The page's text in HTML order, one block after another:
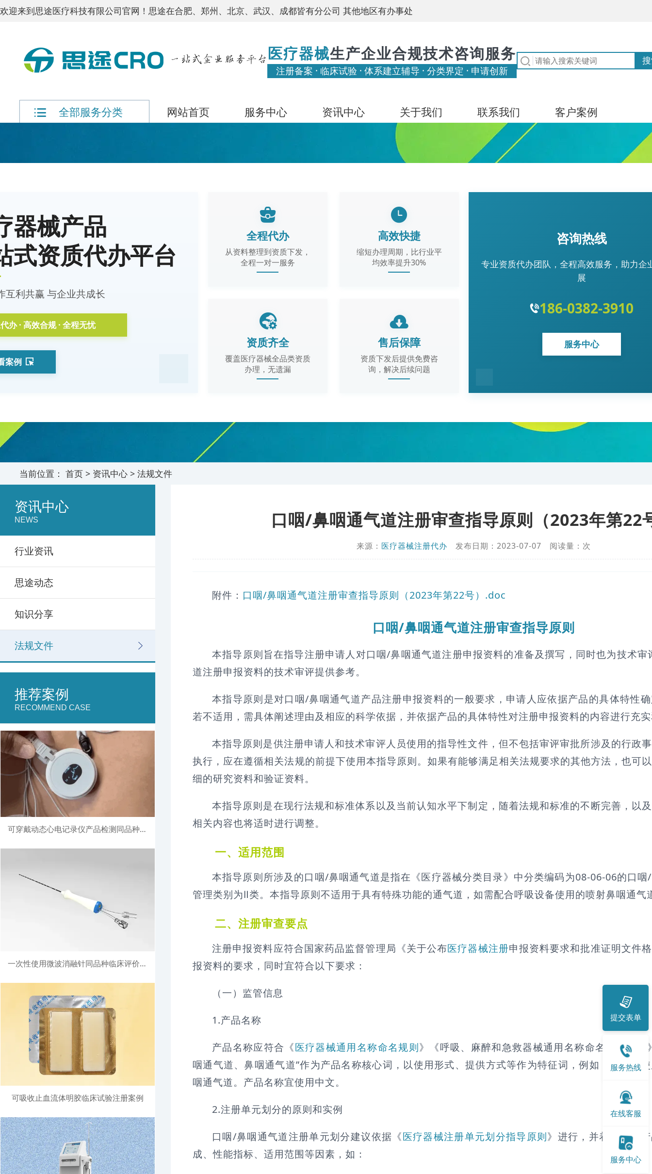
欢迎来到思途医疗科技有限公司官网！思途在合肥、郑州、北京、武汉、成都皆有分公司 其他地区有办事处
医疗器械生产企业合规技术咨询服务
注册备案 · 临床试验 · 体系建立辅导 · 分类界定 · 申请创新
全部服务分类 网站首页 服务中心 资讯中心 关于我们 联系我们 客户案例
器械产品
式资质代办平台
互利共赢 与企业共成长
办 · 高效合规 · 全程无忧
案例
全程代办
从资料整理到资质下发，
全程一对一服务
高效快捷
缩短办理周期，比行业平
均效率提升30%
资质齐全
覆盖医疗器械全品类资质
办理，无遗漏
售后保障
资质下发后提供免费咨
询，解决后续问题
咨询热线
专业资质代办团队，全程高效服务，助力企
展
186-0382-3910
服务中心
当前位置：首页 > 资讯中心 >法规文件
资讯中心
NEWS
行业资讯
思途动态
知识分享
法规文件
推荐案例
RECOMMEND CASE
可穿戴动态心电记录仪产品检测同品种比对注册案例
一次性使用微波消融针同品种临床评价注册案例
可吸收止血流体明胶临床试验注册案例
口咽/鼻咽通气道注册审查指导原则（2023年第22
来源： 医疗器械注册代办 发布日期：2023-07-07 阅读量： 次
附件： 口咽/鼻咽通气道注册审查指导原则（2023年第22号）.doc
口咽/鼻咽通气道注册审查指导原则
本指导原则旨在指导注册申请人对口咽/鼻咽通气道注册申报资料的准备及撰写，同时也为技术
道注册申报资料的技术审评提供参考。
本指导原则是对口咽/鼻咽通气道产品注册申报资料的一般要求，申请人应依据产品的具体特性
若不适用，需具体阐述理由及相应的科学依据，并依据产品的具体特性对注册申报资料的内容进行充
本指导原则是供注册申请人和技术审评人员使用的指导性文件，但不包括审评审批所涉及的行政
执行，应在遵循相关法规的前提下使用本指导原则。如果有能够满足相关法规要求的其他方法，也可
细的研究资料和验证资料。
本指导原则是在现行法规和标准体系以及当前认知水平下制定，随着法规和标准的不断完善，以
相关内容也将适时进行调整。
一、适用范围
本指导原则所涉及的口咽/鼻咽通气道是指在《医疗器械分类目录》中分类编码为08-06-06的口
管理类别为Ⅱ类。本指导原则不适用于具有特殊功能的通气道，如需配合呼吸设备使用的喷射鼻咽通气
二、注册审查要点
注册申报资料应符合国家药品监督管理局《关于公布医疗器械注册申报资料要求和批准证明文件
报资料的要求，同时宜符合以下要求：
（一）监管信息
1.产品名称
产品名称应符合《医疗器械通用名称命名规则》《呼吸、麻醉和急救器械通用名称命名指导原则
咽通气道、鼻咽通气道”作为产品名称核心词，以使用形式、提供方式等作为特征词，例如，一次性
咽通气道。产品名称宜使用中文。
2.注册单元划分的原则和实例
口咽/鼻咽通气道注册单元划分建议依据《医疗器械注册单元划分指导原则》进行，并着重考虑
成、性能指标、适用范围等因素，如：
提交表单
服务热线
在线客服
服务中心